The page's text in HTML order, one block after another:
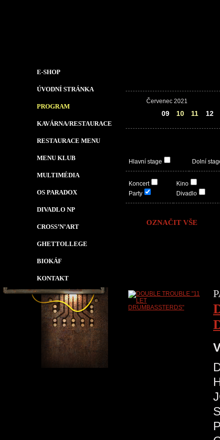
E-SHOP
ÚVODNÍ STRÁNKA
PROGRAM
KAVÁRNA/RESTAURACE
RESTAURACE MENU
MENU KLUB
MULTIMÉDIA
OS PARADOX
DIVADLO NP
CROSS’N’ART
GHETTOLLEGE
BIOKÁF
KONTAKT
Červenec 2021
09 10 11 12
Hlavní stage Dolní
Koncert
Party
Kino
Divadlo
OZNAČIT VŠE